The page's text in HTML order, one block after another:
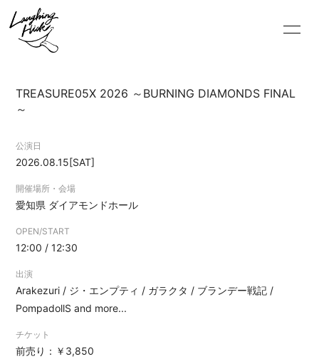
VIDEO
TREASURE05X 2026 ～BURNING DIAMONDS FINAL
～
公演日
2026.08.15[SAT]
開催場所・会場
愛知県 ダイアモンドホール
OPEN/START
12:00 / 12:30
出演
Arakezuri / ジ・エンプティ / ガラクタ / ブランデー戦記 /
PompadollS and more...
チケット
前売り：￥3,850